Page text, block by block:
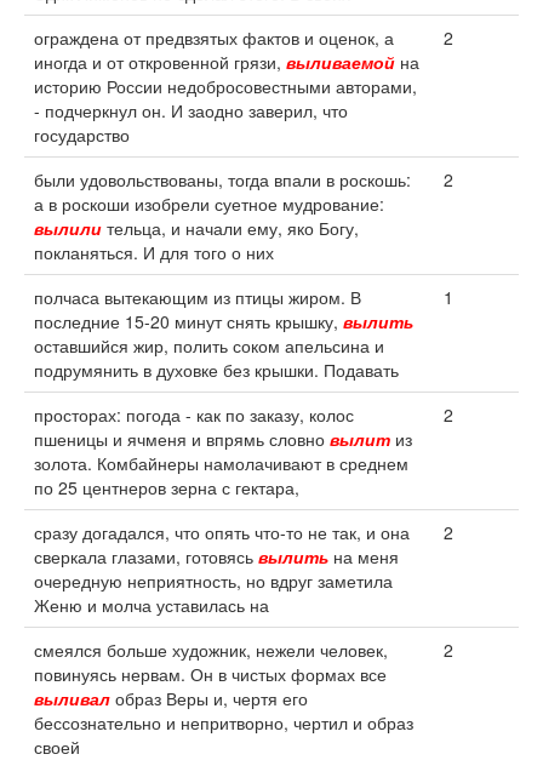
ограждена от предвзятых фактов и оценок, а
иногда и от откровенной грязи, выливаемой на
историю России недобросовестными авторами,
- подчеркнул он. И заодно заверил, что
государство
2
были удовольствованы, тогда впали в роскошь:
а в роскоши изобрели суетное мудрование:
вылили тельца, и начали ему, яко Богу,
покланяться. И для того о них
2
полчаса вытекающим из птицы жиром. В
последние 15-20 минут снять крышку, вылить
оставшийся жир, полить соком апельсина и
подрумянить в духовке без крышки. Подавать
1
просторах: погода - как по заказу, колос
пшеницы и ячменя и впрямь словно вылит из
золота. Комбайнеры намолачивают в среднем
по 25 центнеров зерна с гектара,
2
сразу догадался, что опять что-то не так, и она
сверкала глазами, готовясь вылить на меня
очередную неприятность, но вдруг заметила
Женю и молча уставилась на
2
смеялся больше художник, нежели человек,
повинуясь нервам. Он в чистых формах все
выливал образ Веры и, чертя его
бессознательно и непритворно, чертил и образ
своей
2